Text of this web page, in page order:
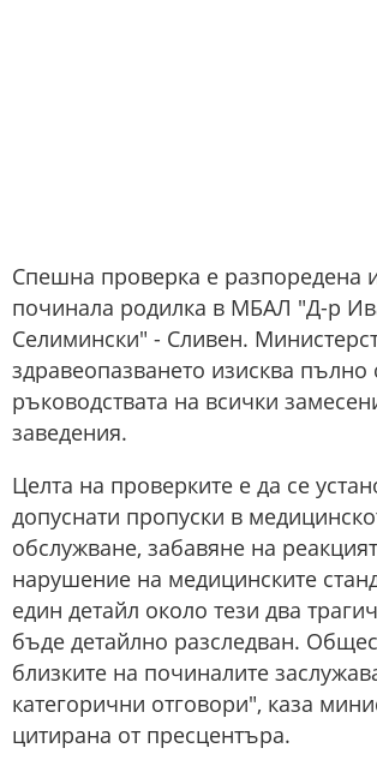
Спешна проверка е разпоредена
починала родилка в МБАЛ "Д-р
Селимински" - Сливен.
здравеопазването изисква пълно
ръководствата на всички
заведения.
Целта на проверките е да се
допуснати пропуски в
обслужване, забавяне на
нарушение на медицинските
един детайл около тези два
бъде детайлно разследван.
близките на починалите
категорични отговори", каза
цитирана от пресцентъра.